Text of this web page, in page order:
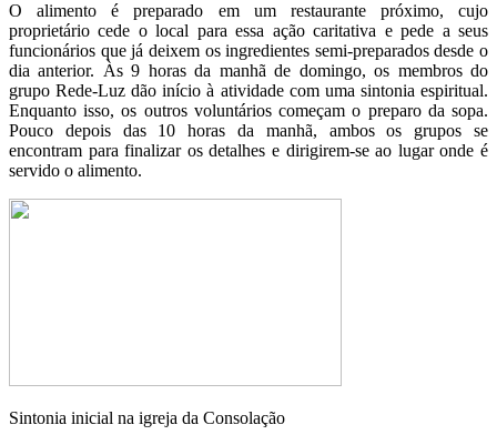
O alimento é preparado em um restaurante próximo, cujo
proprietário cede o local para essa ação caritativa e pede a seus
funcionários que já deixem os ingredientes semi-preparados desde o
dia anterior. Às 9 horas da manhã de domingo, os membros do
grupo Rede-Luz dão início à atividade com uma sintonia espiritual.
Enquanto isso, os outros voluntários começam o preparo da sopa.
Pouco depois das 10 horas da manhã, ambos os grupos se
encontram para finalizar os detalhes e dirigirem-se ao lugar onde é
servido o alimento.
Sintonia inicial na igreja da Consolação